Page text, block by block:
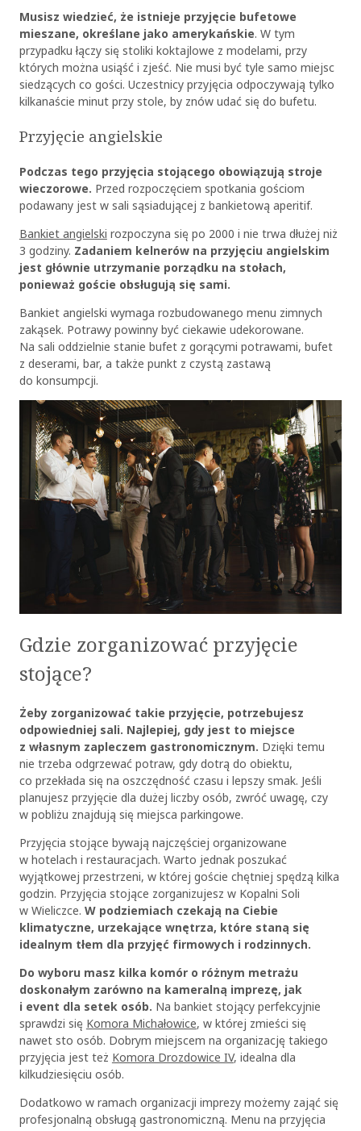
Musisz wiedzieć, że istnieje przyjęcie bufetowe
mieszane, określane jako amerykańskie. W tym
przypadku łączy się stoliki koktajlowe z modelami, przy
których można usiąść i zjeść. Nie musi być tyle samo miejsc
siedzących co gości. Uczestnicy przyjęcia odpoczywają tylko
kilkanaście minut przy stole, by znów udać się do bufetu.
Przyjęcie angielskie
Podczas tego przyjęcia stojącego obowiązują stroje
wieczorowe. Przed rozpoczęciem spotkania gościom
podawany jest w sali sąsiadującej z bankietową aperitif.
Bankiet angielski rozpoczyna się po 2000 i nie trwa dłużej niż
3 godziny. Zadaniem kelnerów na przyjęciu angielskim
jest głównie utrzymanie porządku na stołach,
ponieważ goście obsługują się sami.
Bankiet angielski wymaga rozbudowanego menu zimnych
zakąsek. Potrawy powinny być ciekawie udekorowane.
Na sali oddzielnie stanie bufet z gorącymi potrawami, bufet
z deserami, bar, a także punkt z czystą zastawą
do konsumpcji.
Gdzie zorganizować przyjęcie
stojące?
Żeby zorganizować takie przyjęcie, potrzebujesz
odpowiedniej sali. Najlepiej, gdy jest to miejsce
z własnym zapleczem gastronomicznym. Dzięki temu
nie trzeba odgrzewać potraw, gdy dotrą do obiektu,
co przekłada się na oszczędność czasu i lepszy smak. Jeśli
planujesz przyjęcie dla dużej liczby osób, zwróć uwagę, czy
w pobliżu znajdują się miejsca parkingowe.
Przyjęcia stojące bywają najczęściej organizowane
w hotelach i restauracjach. Warto jednak poszukać
wyjątkowej przestrzeni, w której goście chętniej spędzą kilka
godzin. Przyjęcia stojące zorganizujesz w Kopalni Soli
w Wieliczce. W podziemiach czekają na Ciebie
klimatyczne, urzekające wnętrza, które staną się
idealnym tłem dla przyjęć firmowych i rodzinnych.
Do wyboru masz kilka komór o różnym metrażu
doskonałym zarówno na kameralną imprezę, jak
i event dla setek osób. Na bankiet stojący perfekcyjnie
sprawdzi się Komora Michałowice, w której zmieści się
nawet sto osób. Dobrym miejscem na organizację takiego
przyjęcia jest też Komora Drozdowice IV, idealna dla
kilkudziesięciu osób.
Dodatkowo w ramach organizacji imprezy możemy zająć się
profesjonalną obsługą gastronomiczną. Menu na przyjęcia